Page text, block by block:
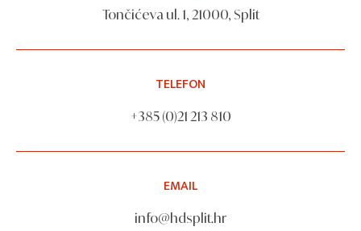
Tončićeva ul. 1, 21000, Split
TELEFON
+385 (0)21 213 810
EMAIL
info@hdsplit.hr